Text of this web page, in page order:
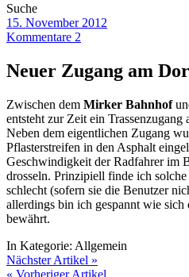
Suche
15. November 2012
Kommentare 2
Neuer Zugang am
Zwischen dem Mirker Bahnhof
entsteht zur Zeit ein Trassenzugang
Neben dem eigentlichen Zugang
Pflasterstreifen in den Asphalt
Geschwindigkeit der Radfahrer im
drosseln. Prinzipiell finde ich
schlecht (sofern sie die Benutzer
allerdings bin ich gespannt wie sich
bewährt.
In Kategorie: Allgemein
Nächster Artikel »
« Vorheriger Artikel